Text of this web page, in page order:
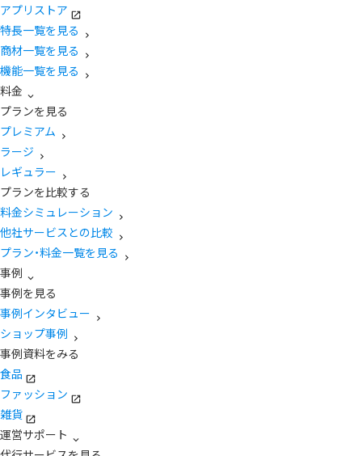
アプリストア
特長一覧を見る
商材一覧を見る
機能一覧を見る
料金
プランを見る
プレミアム
ラージ
レギュラー
プランを比較する
料金シミュレーション
他社サービスとの比較
プラン・料金一覧を見る
事例
事例を見る
事例インタビュー
ショップ事例
事例資料をみる
食品
ファッション
雑貨
運営サポート